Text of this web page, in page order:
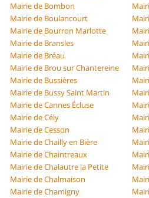
Mairie de Bombon
Mairie de Boulancourt
Mairie de Bourron Marlotte
Mairie de Bransles
Mairie de Bréau
Mairie de Brou sur Chantereine
Mairie de Bussières
Mairie de Bussy Saint Martin
Mairie de Cannes Écluse
Mairie de Cély
Mairie de Cesson
Mairie de Chailly en Bière
Mairie de Chaintreaux
Mairie de Chalautre la Petite
Mairie de Chalmaison
Mairie de Chamigny